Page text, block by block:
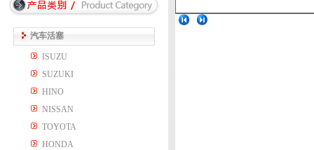
汽车活塞
ISUZU
SUZUKI
HINO
NISSAN
TOYOTA
HONDA